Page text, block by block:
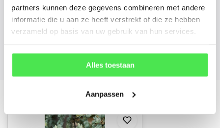
partners kunnen deze gegevens combineren met andere
informatie die u aan ze heeft verstrekt of die ze hebben
verzameld op basis van uw gebruik van hun services.
Alles toestaan
Aanpassen
06 45 601 508 (tijdelijk niet bereikbaar)
156 customers give us a 4.7/5 at
Recent bekeken